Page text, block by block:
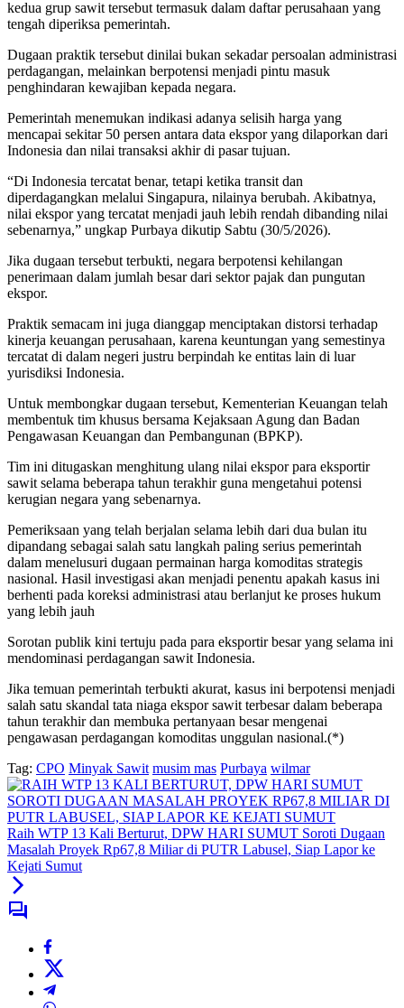
kedua grup sawit tersebut termasuk dalam daftar perusahaan yang
tengah diperiksa pemerintah.
Dugaan praktik tersebut dinilai bukan sekadar persoalan administrasi
perdagangan, melainkan berpotensi menjadi pintu masuk
penghindaran kewajiban kepada negara.
Pemerintah menemukan indikasi adanya selisih harga yang
mencapai sekitar 50 persen antara data ekspor yang dilaporkan dari
Indonesia dan nilai transaksi akhir di pasar tujuan.
“Di Indonesia tercatat benar, tetapi ketika transit dan
diperdagangkan melalui Singapura, nilainya berubah. Akibatnya,
nilai ekspor yang tercatat menjadi jauh lebih rendah dibanding nilai
sebenarnya,” ungkap Purbaya dikutip Sabtu (30/5/2026).
Jika dugaan tersebut terbukti, negara berpotensi kehilangan
penerimaan dalam jumlah besar dari sektor pajak dan pungutan
ekspor.
Praktik semacam ini juga dianggap menciptakan distorsi terhadap
kinerja keuangan perusahaan, karena keuntungan yang semestinya
tercatat di dalam negeri justru berpindah ke entitas lain di luar
yurisdiksi Indonesia.
Untuk membongkar dugaan tersebut, Kementerian Keuangan telah
membentuk tim khusus bersama Kejaksaan Agung dan Badan
Pengawasan Keuangan dan Pembangunan (BPKP).
Tim ini ditugaskan menghitung ulang nilai ekspor para eksportir
sawit selama beberapa tahun terakhir guna mengetahui potensi
kerugian negara yang sebenarnya.
Pemeriksaan yang telah berjalan selama lebih dari dua bulan itu
dipandang sebagai salah satu langkah paling serius pemerintah
dalam menelusuri dugaan permainan harga komoditas strategis
nasional. Hasil investigasi akan menjadi penentu apakah kasus ini
berhenti pada koreksi administrasi atau berlanjut ke proses hukum
yang lebih jauh
Sorotan publik kini tertuju pada para eksportir besar yang selama ini
mendominasi perdagangan sawit Indonesia.
Jika temuan pemerintah terbukti akurat, kasus ini berpotensi menjadi
salah satu skandal tata niaga ekspor sawit terbesar dalam beberapa
tahun terakhir dan membuka pertanyaan besar mengenai
pengawasan perdagangan komoditas unggulan nasional.(*)
Tag: CPO Minyak Sawit musim mas Purbaya wilmar
Raih WTP 13 Kali Berturut, DPW HARI SUMUT Soroti Dugaan
Masalah Proyek Rp67,8 Miliar di PUTR Labusel, Siap Lapor ke
Kejati Sumut